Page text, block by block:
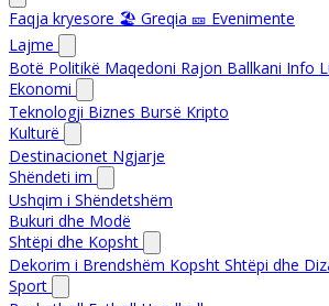
Faqja kryesore 🏖️ Greqia 🎫 Evenimente
Lajme
Botë Politikë Maqedoni Rajon Ballkani Info
Ekonomi
Teknologji Biznes Bursë Kripto
Kulturë
Destinacionet Ngjarje
Shëndeti im
Ushqim i Shëndetshëm
Bukuri dhe Modë
Shtëpi dhe Kopsht
Dekorim i Brendshëm Kopsht Shtëpi dhe
Sport